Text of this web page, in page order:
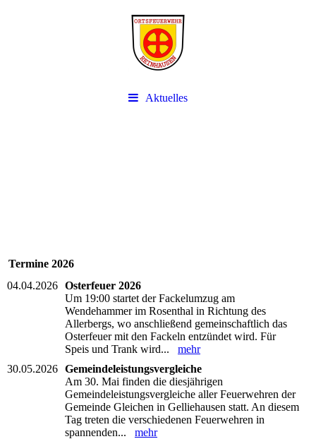
Aktuelles
Termine 2026
04.04.2026 Osterfeuer 2026
Um 19:00 startet der Fackelumzug am
Wendehammer im Rosenthal in Richtung des
Allerbergs, wo anschließend gemeinschaftlich das
Osterfeuer mit den Fackeln entzündet wird. Für
Speis und Trank wird... mehr
30.05.2026 Gemeindeleistungsvergleiche
Am 30. Mai finden die diesjährigen
Gemeindeleistungsvergleiche aller Feuerwehren der
Gemeinde Gleichen in Gelliehausen statt. An diesem
Tag treten die verschiedenen Feuerwehren in
spannenden... mehr